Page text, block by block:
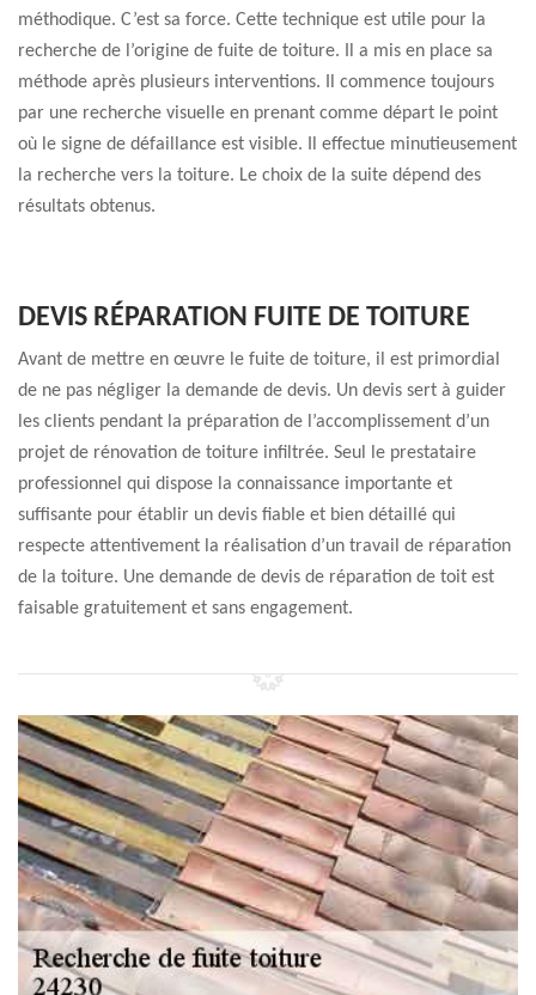
méthodique. C’est sa force. Cette technique est utile pour la
recherche de l’origine de fuite de toiture. Il a mis en place sa
méthode après plusieurs interventions. Il commence toujours
par une recherche visuelle en prenant comme départ le point
où le signe de défaillance est visible. Il effectue minutieusement
la recherche vers la toiture. Le choix de la suite dépend des
résultats obtenus.
DEVIS RÉPARATION FUITE DE TOITURE
Avant de mettre en œuvre le fuite de toiture, il est primordial
de ne pas négliger la demande de devis. Un devis sert à guider
les clients pendant la préparation de l’accomplissement d’un
projet de rénovation de toiture infiltrée. Seul le prestataire
professionnel qui dispose la connaissance importante et
suffisante pour établir un devis fiable et bien détaillé qui
respecte attentivement la réalisation d’un travail de réparation
de la toiture. Une demande de devis de réparation de toit est
faisable gratuitement et sans engagement.